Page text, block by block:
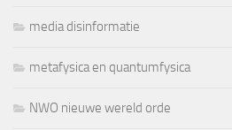
media disinformatie
metafysica en quantumfysica
NWO nieuwe wereld orde